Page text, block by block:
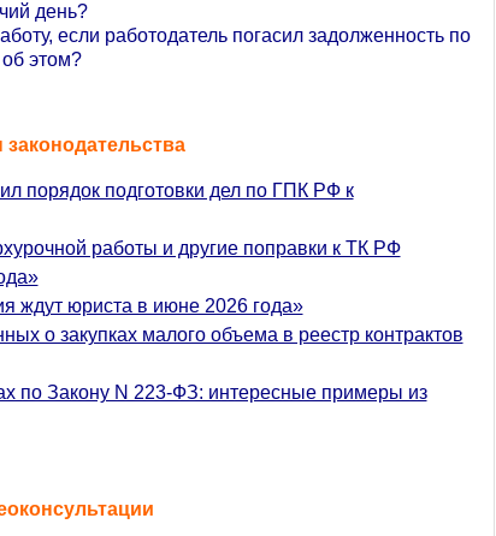
день?
если работодатель погасил задолженность по
этом?
порядок подготовки дел по ГПК РФ к
работы и другие поправки к ТК РФ
ждут юриста в июне 2026 года»
о закупках малого объема в реестр контрактов
по Закону N 223-ФЗ: интересные примеры из